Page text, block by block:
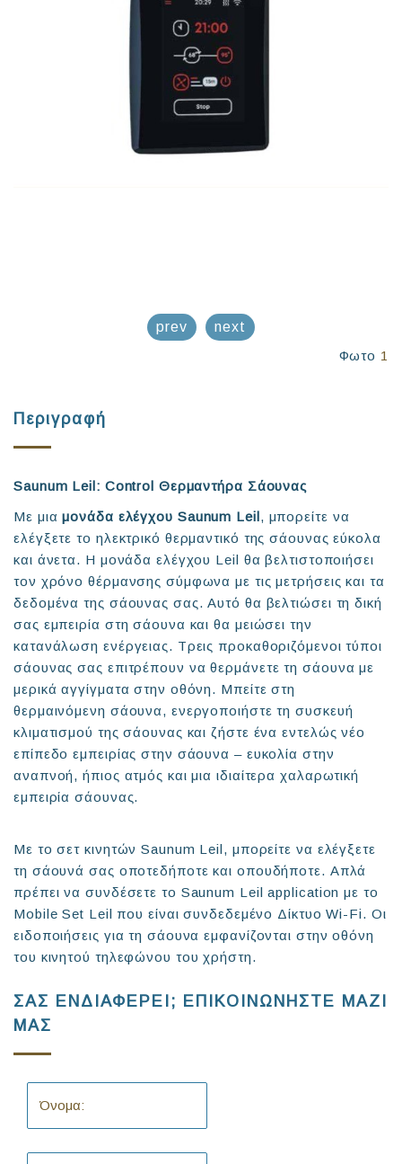
prev
next
Φωτο 1
Περιγραφή
Saunum Leil: Control Θερμαντήρα Σάουνας
Με μιαμονάδα ελέγχου Saunum Leil, μπορείτε να
ελέγξετε το ηλεκτρικό θερμαντικό της σάουνας εύκολα
και άνετα. Η μονάδα ελέγχου Leil θα βελτιστοποιήσει
τον χρόνο θέρμανσης σύμφωνα με τις μετρήσεις και τα
δεδομένα της σάουνας σας. Αυτό θα βελτιώσει τη δική
σας εμπειρία στη σάουνα και θα μειώσει την
κατανάλωση ενέργειας. Τρεις προκαθοριζόμενοι τύποι
σάουνας σας επιτρέπουν να θερμάνετε τη σάουνα με
μερικά αγγίγματα στην οθόνη. Μπείτε στη
θερμαινόμενη σάουνα, ενεργοποιήστε τη συσκευή
κλιματισμού της σάουνας και ζήστε ένα εντελώς νέο
επίπεδο εμπειρίας στην σάουνα – ευκολία στην
αναπνοή, ήπιος ατμός και μια ιδιαίτερα χαλαρωτική
εμπειρία σάουνας.
Με το σετ κινητών Saunum Leil, μπορείτε να ελέγξετε
τη σάουνά σας οποτεδήποτε και οπουδήποτε. Απλά
πρέπει να συνδέσετε το Saunum Leil application με το
Mobile Set Leil που είναι συνδεδεμένο Δίκτυο Wi-Fi. Οι
ειδοποιήσεις για τη σάουνα εμφανίζονται στην οθόνη
του κινητού τηλεφώνου του χρήστη.
ΣΑΣ ΕΝΔΙΑΦΕΡΕΙ; ΕΠΙΚΟΙΝΩΝΗΣΤΕ ΜΑΖΙ
ΜΑΣ